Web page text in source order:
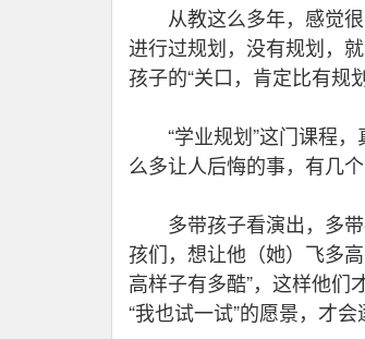
从教这么多年，感觉很
进行过规划，没有规划，
孩子的“关口，肯定比有
“学业规划”这门课程，
么多让人后悔的事，有几
多带孩子看演出，多带
孩们，想让他（她）飞多
高样子有多酷”，这样他们
“我也试一试”的愿景，才